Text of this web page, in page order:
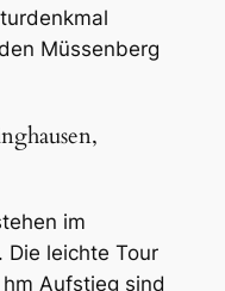
Müssenberg
im
Die leichte Tour
Aufstieg sind